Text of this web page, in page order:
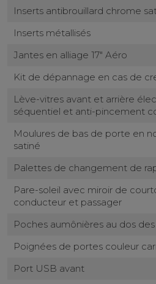
Inserts antibrouillard chrome
Inserts métallisés
Jantes en alliage 17" Aéro
Kit de dépannage en cas de
Lève-vitres avant et arrière
séquentiel et anti-pincement
Moulures de bas de porte en
satiné
Palettes de changement de
Pare-soleil avec miroir de
conducteur et passager
Poches aumônières au dos
Poignées de portes couleur
Port USB avant